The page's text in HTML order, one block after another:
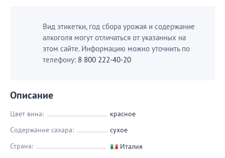
Вид этикетки, год сбора урожая и содержание
алкоголя могут отличаться от указанных на
этом сайте. Информацию можно уточнить по
телефону: 8 800 222-40-20
Описание
Цвет вина:
красное
Содержание сахара:
сухое
Страна:
Италия